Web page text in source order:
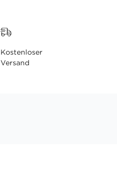
Kostenloser
Versand